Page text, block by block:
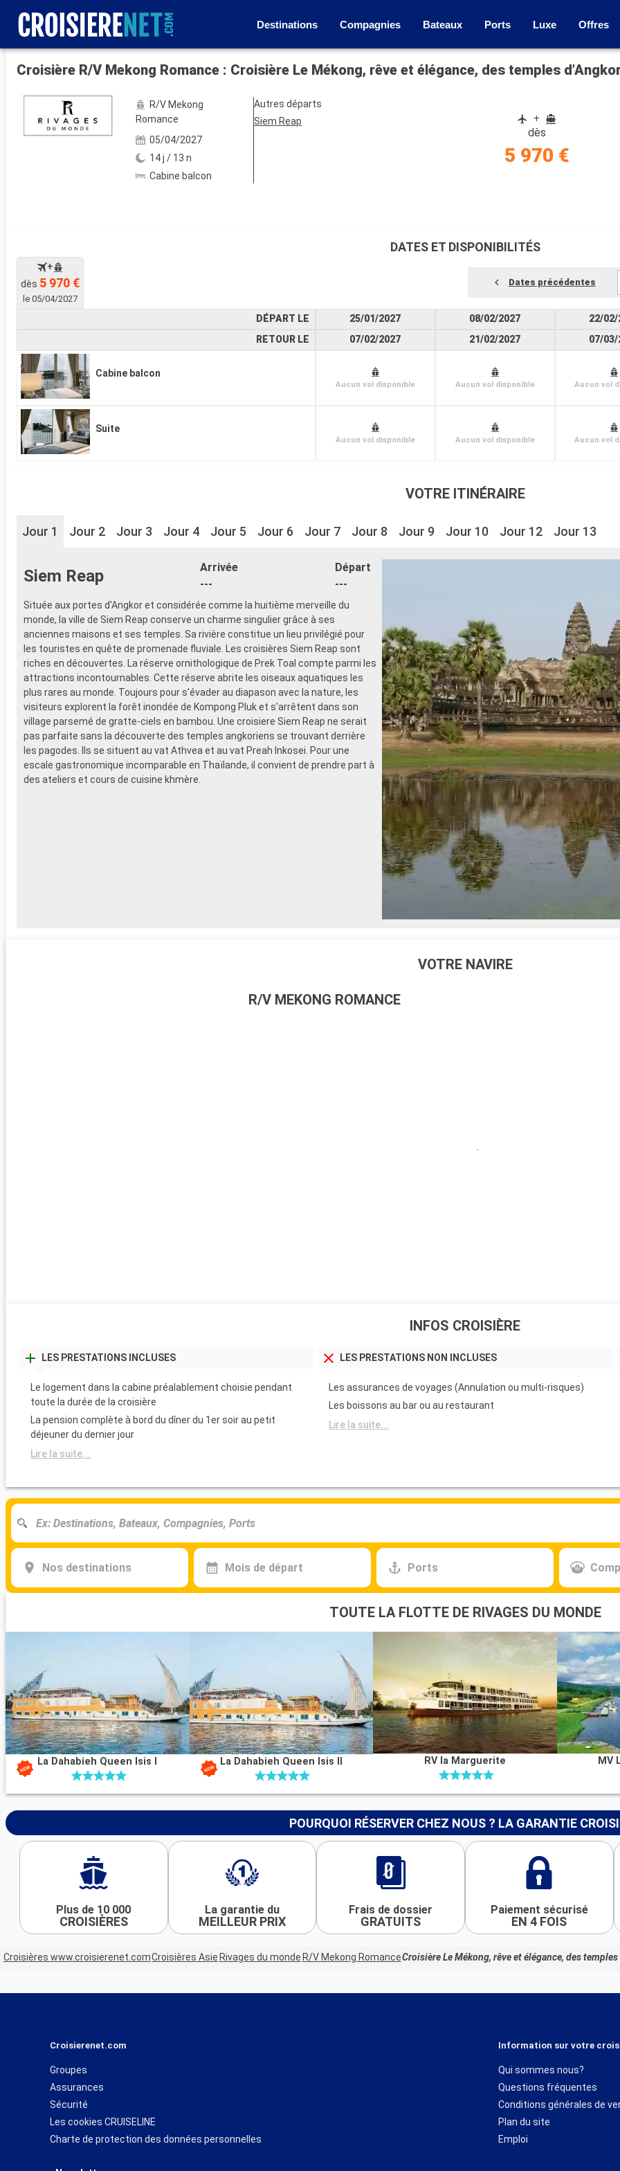
Destinations Compagnies Bateaux Ports Luxe Offres
Voir les 71 autres photos
Croisière R/V Mekong Romance : Croisière Le Mékong, rêve et élégance, des temples
R/V Mekong
Romance
05/04/2027
14 j / 13 n
Cabine balcon
Autres départs
Siem Reap
+
dès
5 970 €
DATES ET DISPONIBILITÉS
+
dès 5 970 €
le 05/04/2027
Dates précédentes
DÉPART LE
RETOUR LE
Cabine balcon
Suite
25/01/2027
07/02/2027
Aucun vol disponible
Aucun vol disponible
08/02/2027
21/02/2027
Aucun vol disponible
Aucun vol disponible
22/02/
07/03/
Aucun vol
Aucun vol
VOTRE ITINÉRAIRE
Jour 1 Jour 2 Jour 3 Jour 4 Jour 5 Jour 6 Jour 7 Jour 8 Jour 9 Jour 10 Jour 12 Jour 13
Siem Reap
Arrivée
---
Départ
---
Située aux portes d'Angkor et considérée comme la huitième merveille du
monde, la ville de Siem Reap conserve un charme singulier grâce à ses
anciennes maisons et ses temples. Sa rivière constitue un lieu privilégié pour
les touristes en quête de promenade fluviale. Les croisières Siem Reap sont
riches en découvertes. La réserve ornithologique de Prek Toal compte parmi les
attractions incontournables. Cette réserve abrite les oiseaux aquatiques les
plus rares au monde. Toujours pour s'évader au diapason avec la nature, les
visiteurs explorent la forêt inondée de Kompong Pluk et s'arrêtent dans son
village parsemé de gratte-ciels en bambou. Une croisiere Siem Reap ne serait
pas parfaite sans la découverte des temples angkoriens se trouvant derrière
les pagodes. Ils se situent au vat Athvea et au vat Preah Inkosei. Pour une
escale gastronomique incomparable en Thaïlande, il convient de prendre part à
des ateliers et cours de cuisine khmère.
VOTRE NAVIRE
R/V MEKONG ROMANCE
INFOS CROISIÈRE
LES PRESTATIONS INCLUSES
Le logement dans la cabine préalablement choisie pendant
toute la durée de la croisière
La pension complète à bord du dîner du 1er soir au petit
déjeuner du dernier jour
Lire la suite...
LES PRESTATIONS NON INCLUSES
Les assurances de voyages (Annulation ou multi-risques)
Les boissons au bar ou au restaurant
Lire la suite...
Nos destinations Mois de départ Ports
TOUTE LA FLOTTE DE RIVAGES DU MONDE
La Dahabieh Queen Isis I La Dahabieh Queen Isis II RV la Marguerite MV
POURQUOI RÉSERVER CHEZ NOUS ? LA GARANTIE
Plus de 10 000
CROISIÈRES
La garantie du
MEILLEUR PRIX
Frais de dossier
GRATUITS
Paiement sécurisé
EN 4 FOIS
Croisières www.croisierenet.comCroisières Asie Rivages du monde R/V Mekong RomanceCroisière Le Mékong, rêve et élégance, des temples
Croisierenet.com
Groupes
Assurances
Sécurité
Les cookies CRUISELINE
Charte de protection des données personnelles
Information sur votre
Qui sommes nous?
Questions fréquentes
Conditions générales de
Plan du site
Emploi